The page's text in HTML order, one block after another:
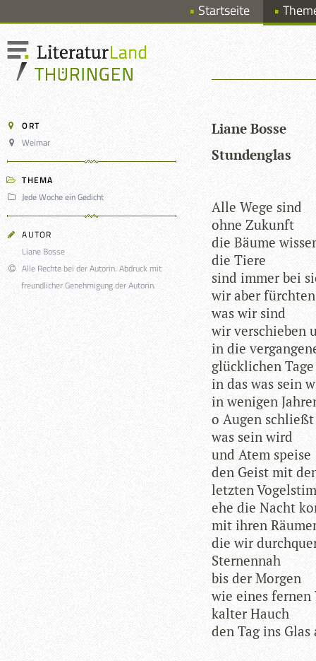
Startseite
ORT
Weimar
THEMA
Jede Woche ein Gedicht
AUTOR
Liane Bosse
Alle Rechte bei der Autorin. Abdruck mit
freundlicher Genehmigung der Autorin.
Liane Bosse
Stun­den­glas
Alle Wege sind
ohne Zukunft
die Bäume
die Tiere
sind immer bei
wir aber fürchten
was wir sind
wir ver­schie­ben
in die
glück­li­chen Tage
in das was sein
in weni­gen
o Augen schließt
was sein wird
und Atem speise
den Geist mit
letz­ten
ehe die Nacht
mit ihren
die wir
Sternennah
bis der Morgen
wie eines fer­nen
kal­ter Hauch
den Tag ins